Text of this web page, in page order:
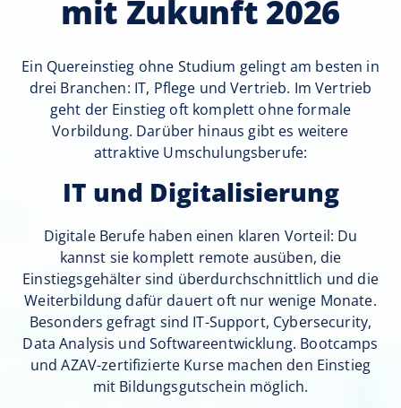
mit Zukunft 2026
Ein Quereinstieg ohne Studium gelingt am besten in
drei Branchen: IT, Pflege und Vertrieb. Im Vertrieb
geht der Einstieg oft komplett ohne formale
Vorbildung. Darüber hinaus gibt es weitere
attraktive Umschulungsberufe:
IT und Digitalisierung
Digitale Berufe haben einen klaren Vorteil: Du
kannst sie komplett remote ausüben, die
Einstiegsgehälter sind überdurchschnittlich und die
Weiterbildung dafür dauert oft nur wenige Monate.
Besonders gefragt sind IT-Support, Cybersecurity,
Data Analysis und Softwareentwicklung. Bootcamps
und AZAV-zertifizierte Kurse machen den Einstieg
mit Bildungsgutschein möglich.